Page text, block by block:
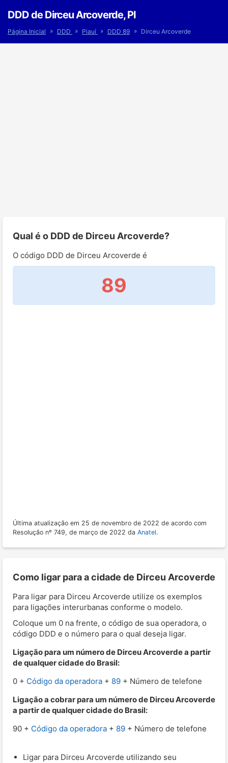
DDD de Dirceu Arcoverde, PI
Página Inicial » DDD » Piauí » DDD 89 » Dirceu Arcoverde
Qual é o DDD de Dirceu Arcoverde?
O código DDD de Dirceu Arcoverde é
89
Última atualização em 25 de novembro de 2022 de acordo com
Resolução nº 749, de março de 2022 da Anatel.
Como ligar para a cidade de Dirceu Arcoverde
Para ligar para Dirceu Arcoverde utilize os exemplos
para ligações interurbanas conforme o modelo.
Coloque um 0 na frente, o código de sua operadora, o
código DDD e o número para o qual deseja ligar.
Ligação para um número de Dirceu Arcoverde a partir
de qualquer cidade do Brasil:
0 + Código da operadora + 89 + Número de telefone
Ligação a cobrar para um número de Dirceu Arcoverde
a partir de qualquer cidade do Brasil:
90 + Código da operadora + 89 + Número de telefone
Ligar para Dirceu Arcoverde utilizando seu